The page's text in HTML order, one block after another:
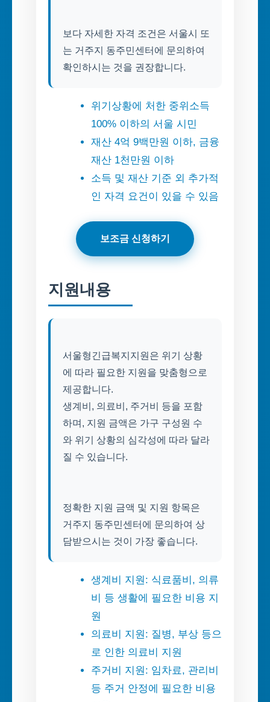
보다 자세한 자격 조건은 서울시 또
는 거주지 동주민센터에 문의하여
위기상황에 처한 중위소득
100% 이하의 서울 시민
재산 4억 9백만원 이하, 금융
재산 1천만원 이하
소득 및 재산 기준 외 추가적
인 자격 요건이 있을 수 있음
보조금 신청하기
지원내용
서울형긴급복지지원은 위기 상황
에 따라 필요한 지원을 맞춤형으로
제공합니다.
생계비, 의료비, 주거비 등을 포함
하며, 지원 금액은 가구 구성원 수
와 위기 상황의 심각성에 따라 달라
질 수 있습니다.
정확한 지원 금액 및 지원 항목은
거주지 동주민센터에 문의하여 상
생계비 지원: 식료품비, 의류
비 등 생활에 필요한 비용 지
원
의료비 지원: 질병, 부상 등으
로 인한 의료비 지원
주거비 지원: 임차료, 관리비
등 주거 안정에 필요한 비용